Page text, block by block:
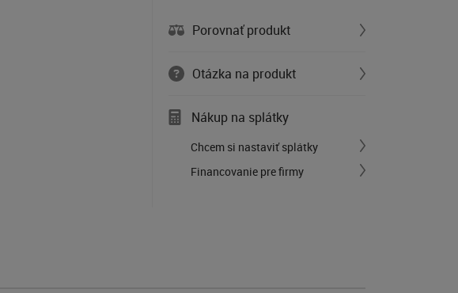
Porovnať produkt
Otázka na produkt
Nákup na splátky
Chcem si nastaviť splátky
Financovanie pre firmy